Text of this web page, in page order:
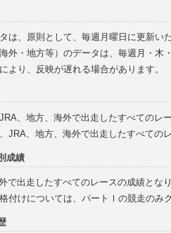
は、原則として、毎週月曜日に更新いた
外・地方等）のデータは、毎週月・木
より、反映が遅れる場合があります。
、地方、海外で出走したすべてのレ
JRA、地方、海外で出走したすべての
成績
で出走したすべてのレースの成績とな
付けについては、パートⅠの競走のみ